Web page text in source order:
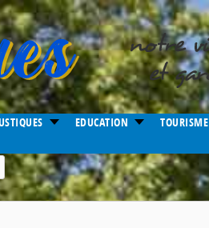
EDUCATION TOURISME